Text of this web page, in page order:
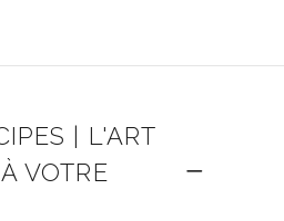
| L'ART
VOTRE